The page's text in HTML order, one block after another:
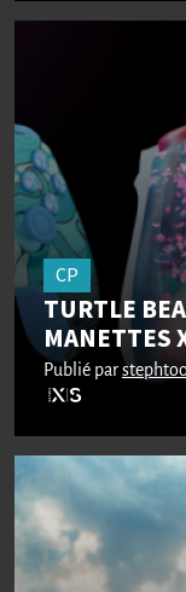
CP
TURTLE
MANETTES
Publié par